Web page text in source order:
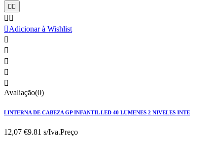
 
 
Adicionar à Wishlist





Avaliação(0)
LINTERNA DE CABEZA GP INFANTIL LED 40 LUMENES 2 NIVELES INTE
12,07 €9.81 s/Iva.Preço